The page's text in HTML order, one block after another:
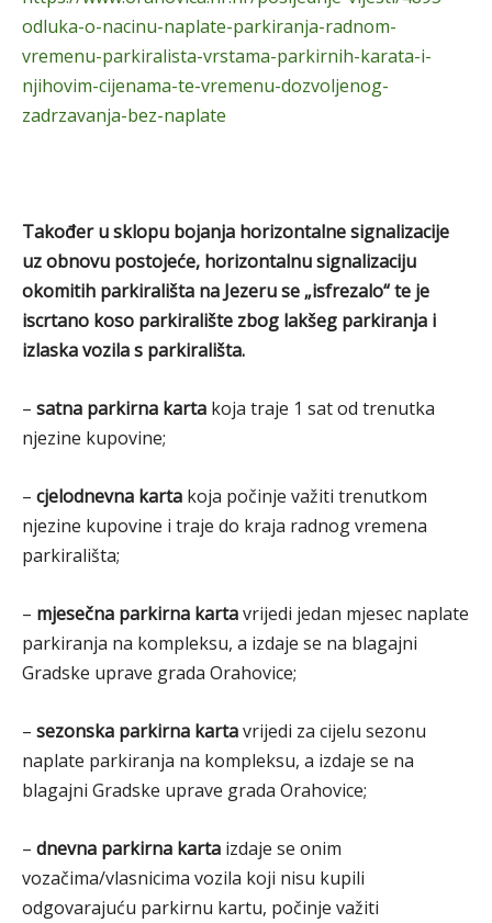
odluka-o-nacinu-naplate-parkiranja-radnom-
vremenu-parkiralista-vrstama-parkirnih-karata-i-
njihovim-cijenama-te-vremenu-dozvoljenog-
zadrzavanja-bez-naplate
Također u sklopu bojanja horizontalne signalizacije
uz obnovu postojeće, horizontalnu signalizaciju
okomitih parkirališta na Jezeru se „isfrezalo“ te je
iscrtano koso parkiralište zbog lakšeg parkiranja i
izlaska vozila s parkirališta.
– satna parkirna karta koja traje 1 sat od trenutka
njezine kupovine;
– cjelodnevna karta koja počinje važiti trenutkom
njezine kupovine i traje do kraja radnog vremena
parkirališta;
– mjesečna parkirna kartavrijedi jedan mjesec naplate
parkiranja na kompleksu, a izdaje se na blagajni
Gradske uprave grada Orahovice;
– sezonska parkirna kartavrijedi za cijelu sezonu
naplate parkiranja na kompleksu, a izdaje se na
blagajni Gradske uprave grada Orahovice;
– dnevna parkirna karta izdaje se onim
vozačima/vlasnicima vozila koji nisu kupili
odgovarajuću parkirnu kartu, počinje važiti